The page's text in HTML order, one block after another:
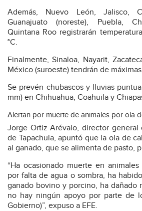
Además, Nuevo León, Jalisco,
Guanajuato (noreste), Puebla,
Quintana Roo registrarán
°C.
Finalmente, Sinaloa, Nayarit,
México (suroeste) tendrán de
Se prevén chubascos y lluvias
mm) en Chihuahua, Coahuila y
Alertan por muerte de animales por ola
Jorge Ortiz Arévalo, director general
de Tapachula, apuntó que la ola de
al ganado, que se alimenta de pasto,
“Ha ocasionado muerte en
por falta de agua o sombra, ha
ganado bovino y porcino, ha dañado
no hay ningún apoyo por parte de
Gobierno)”, expuso a EFE.